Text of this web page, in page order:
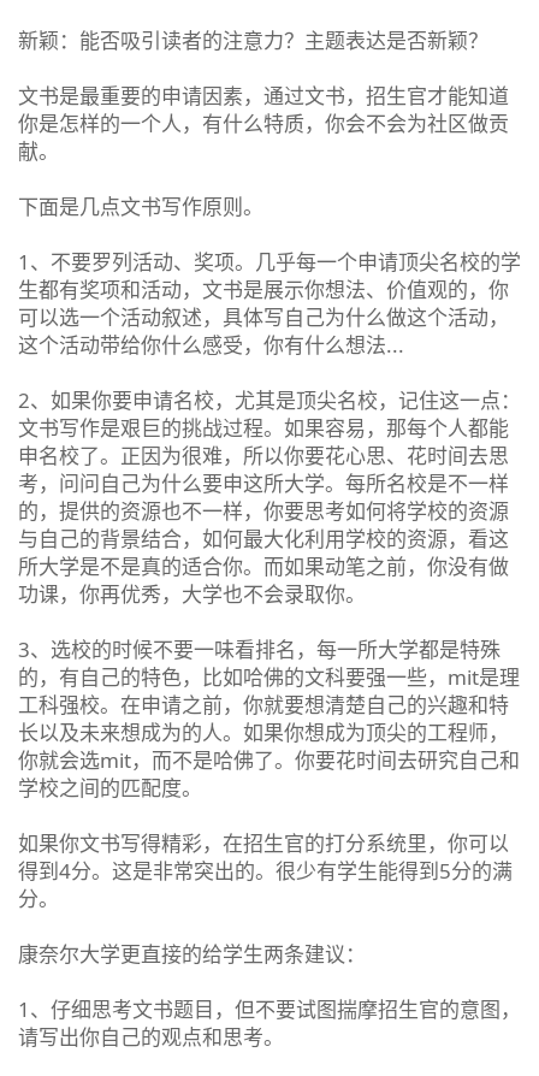
新颖：能否吸引读者的注意力？主题表达是否新颖？
文书是最重要的申请因素，通过文书，招生官才能知道
你是怎样的一个人，有什么特质，你会不会为社区做贡
献。
下面是几点文书写作原则。
1、不要罗列活动、奖项。几乎每一个申请顶尖名校的学
生都有奖项和活动，文书是展示你想法、价值观的，你
可以选一个活动叙述，具体写自己为什么做这个活动，
这个活动带给你什么感受，你有什么想法...
2、如果你要申请名校，尤其是顶尖名校，记住这一点：
文书写作是艰巨的挑战过程。如果容易，那每个人都能
申名校了。正因为很难，所以你要花心思、花时间去思
考，问问自己为什么要申这所大学。每所名校是不一样
的，提供的资源也不一样，你要思考如何将学校的资源
与自己的背景结合，如何最大化利用学校的资源，看这
所大学是不是真的适合你。而如果动笔之前，你没有做
功课，你再优秀，大学也不会录取你。
3、选校的时候不要一味看排名，每一所大学都是特殊
的，有自己的特色，比如哈佛的文科要强一些，mit是理
工科强校。在申请之前，你就要想清楚自己的兴趣和特
长以及未来想成为的人。如果你想成为顶尖的工程师，
你就会选mit，而不是哈佛了。你要花时间去研究自己和
学校之间的匹配度。
如果你文书写得精彩，在招生官的打分系统里，你可以
得到4分。这是非常突出的。很少有学生能得到5分的满
分。
康奈尔大学更直接的给学生两条建议：
1、仔细思考文书题目，但不要试图揣摩招生官的意图，
请写出你自己的观点和思考。